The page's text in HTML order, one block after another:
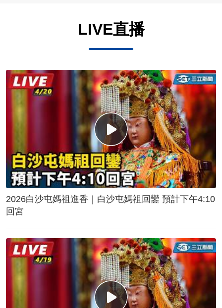
LIVE直播
2026白沙屯媽祖進香｜白沙屯媽祖回鑾 預計下午4:10
回宮